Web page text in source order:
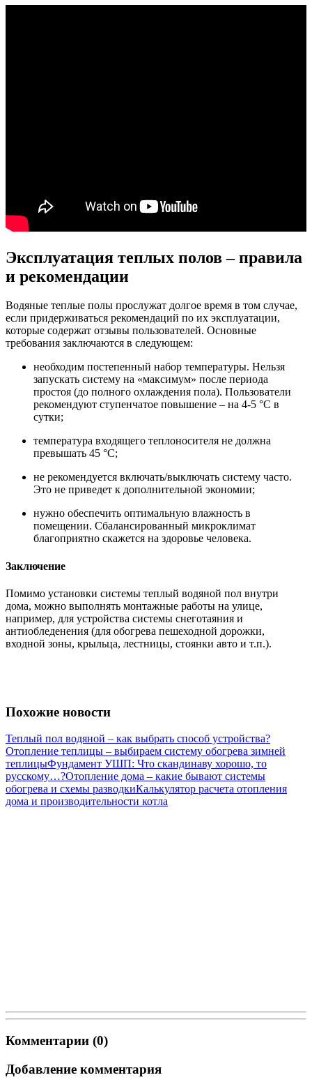
Эксплуатация теплых полов – правила
и рекомендации
Водяные теплые полы прослужат долгое время в том случае,
если придерживаться рекомендаций по их эксплуатации,
которые содержат отзывы пользователей. Основные
требования заключаются в следующем:
необходим постепенный набор температуры. Нельзя
запускать систему на «максимум» после периода
простоя (до полного охлаждения пола). Пользователи
рекомендуют ступенчатое повышение – на 4-5 °С в
сутки;
температура входящего теплоносителя не должна
превышать 45 °С;
не рекомендуется включать/выключать систему часто.
Это не приведет к дополнительной экономии;
нужно обеспечить оптимальную влажность в
помещении. Сбалансированный микроклимат
благоприятно скажется на здоровье человека.
Заключение
Помимо установки системы теплый водяной пол внутри
дома, можно выполнять монтажные работы на улице,
например, для устройства системы снеготаяния и
антиобледенения (для обогрева пешеходной дорожки,
входной зоны, крыльца, лестницы, стоянки авто и т.п.).
Похожие новости
Теплый пол водяной – как выбрать способ устройства?
Отопление теплицы – выбираем систему обогрева зимней
теплицыФундамент УШП: Что скандинаву хорошо, то
русскому…?Отопление дома – какие бывают системы
обогрева и схемы разводкиКалькулятор расчета отопления
дома и производительности котла
Комментарии (0)
Добавление комментария